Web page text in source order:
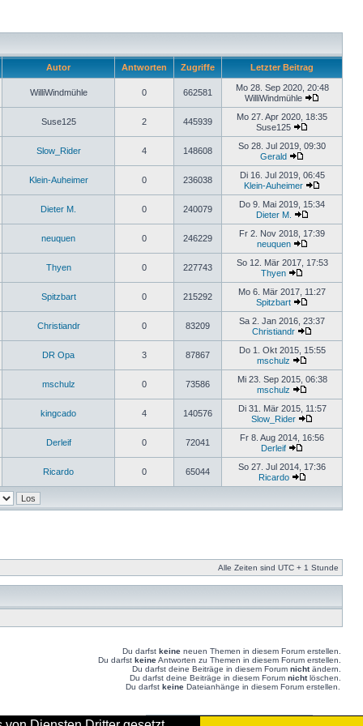
Autor Antworten Zugriffe Letzter Beitrag
WilliWindmühle 0 662581
Mo 28. Sep 2020, 20:48
WilliWindmühle
Suse125 2 445939
Mo 27. Apr 2020, 18:35
Suse125
Slow_Rider 4 148608
So 28. Jul 2019, 09:30
Gerald
Klein-Auheimer 0 236038
Di 16. Jul 2019, 06:45
Klein-Auheimer
Dieter M. 0 240079
Do 9. Mai 2019, 15:34
Dieter M.
neuquen 0 246229
Fr 2. Nov 2018, 17:39
neuquen
Thyen 0 227743
So 12. Mär 2017, 17:53
Thyen
Spitzbart 0 215292
Mo 6. Mär 2017, 11:27
Spitzbart
Christiandr 0 83209
Sa 2. Jan 2016, 23:37
Christiandr
DR Opa 3 87867
Do 1. Okt 2015, 15:55
mschulz
mschulz 0 73586
Mi 23. Sep 2015, 06:38
mschulz
kingcado 4 140576
Di 31. Mär 2015, 11:57
Slow_Rider
Derleif 0 72041
Fr 8. Aug 2014, 16:56
Derleif
Ricardo 0 65044
So 27. Jul 2014, 17:36
Ricardo
Alle Zeiten sind UTC + 1 Stunde
Du darfst keine neuen Themen in diesem Forum erstellen.
Du darfst keineAntworten zu Themen in diesem Forum erstellen.
Du darfst deine Beiträge in diesem Forum nichtändern.
Du darfst deine Beiträge in diesem Forum nichtlöschen.
Du darfst keine Dateianhänge in diesem Forum erstellen.
Gehe zu: